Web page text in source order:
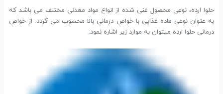
حلوا ارده، نوعی محصول غنی شده از انواع مواد معدنی مختلف می باشد که
به عنوان نوعی ماده غذایی با خواص درمانی بالا محسوب می گردد. از خواص
درمانی حلوا ارده میتوان به موارد زیر اشاره نمود: